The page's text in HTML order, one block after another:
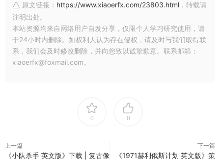
原文链接： https://www.xiaoerfx.com/23803.html ，转载请
注明出处。
本站资源均来自网络用户自发分享，仅限个人学习研究使用，请
于24小时内删除。如权利人认为存在侵权，请及时与我们取得联
系，我们会及时修改删除，并向您致以诚挚歉意。联系邮箱：
xiaoerfx@foxmail.com。
0 0
上一篇
《小队杀手 英文版》下载 | 复古像
下一篇
《1971赫利俄斯计划 英文版》策